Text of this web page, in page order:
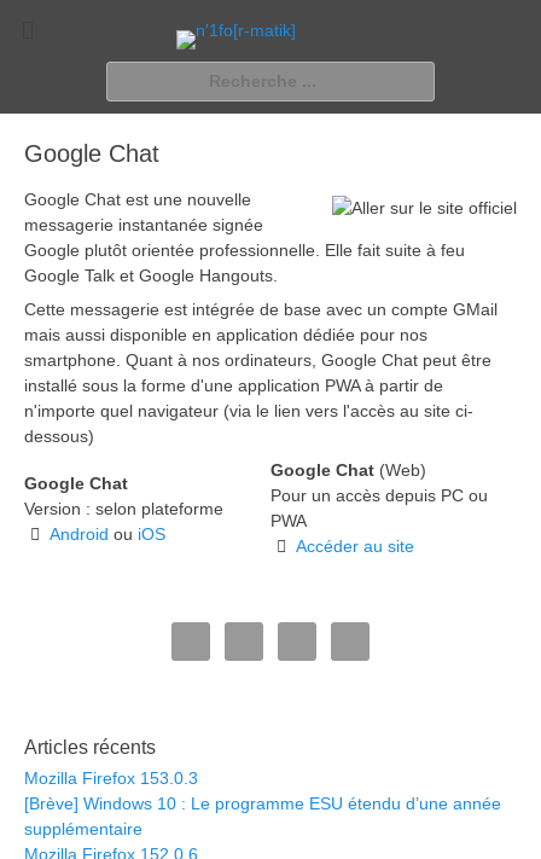
n'1fo[r-matik]
Pour les nymphos d'infos en info…
Google Chat
Google Chat est une nouvelle
messagerie instantanée signée
Google plutôt orientée professionnelle. Elle fait suite à feu
Google Talk et Google Hangouts.
Cette messagerie est intégrée de base avec un compte GMail
mais aussi disponible en application dédiée pour nos
smartphone. Quant à nos ordinateurs, Google Chat peut être
installé sous la forme d'une application PWA à partir de
n'importe quel navigateur (via le lien vers l'accès au site ci-
dessous)
Google Chat
Version : selon plateforme
Android ou iOS
Google Chat (Web)
Pour un accès depuis PC ou
PWA
Accéder au site
Articles récents
Mozilla Firefox 153.0.3
[Brève] Windows 10 : Le programme ESU étendu d’une année
supplémentaire
Mozilla Firefox 152.0.6